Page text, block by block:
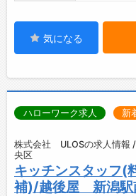
気になる
ハローワーク求人 新
株式会社 ULOSの求人情報
央区
キッチンスタッフ(
補)/越後屋 新潟駅